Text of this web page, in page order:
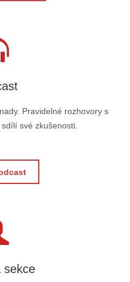
Pravidelné rozhovory s
své zkušenosti.
sekce